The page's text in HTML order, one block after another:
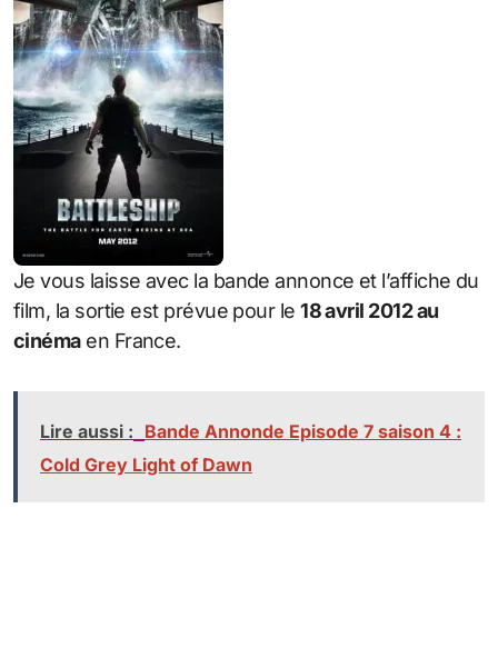
Je vous laisse avec la bande annonce et l’affiche du
film, la sortie est prévue pour le18 avril 2012 au
cinémaen France.
Lire aussi : Bande Annonde Episode 7 saison 4 :
Cold Grey Light of Dawn